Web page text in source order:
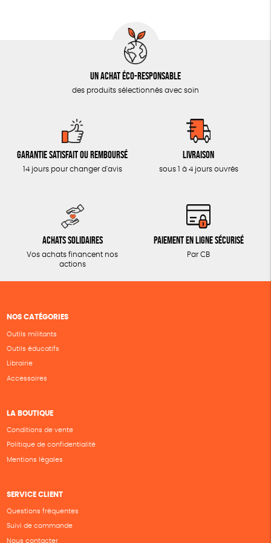
CUISINE / NUTRITION
ACCESSOIRES
Un achat éco-responsable
des produits sélectionnés avec soin
Garantie satisfait ou remboursé
14 jours pour changer d'avis
Livraison
sous 1 à 4 jours ouvrés
Achats solidaires
Vos achats financent nos
actions
Paiement en ligne sécurisé
Par CB
NOS CATÉGORIES
Outils militants
Outils éducatifs
Librairie
Accessoires
LA BOUTIQUE
Conditions de vente
Politique de confidentialité
Mentions légales
SERVICE CLIENT
Questions fréquentes
Suivi de commande
Nous contacter